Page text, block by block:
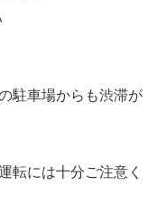
駐車場からも渋滞が
転には十分ご注意く